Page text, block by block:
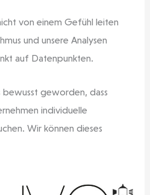
von einem Gefühl leiten
und unsere Analysen
auf Datenpunkten.
bewusst geworden, dass
individuelle
Wir können dieses